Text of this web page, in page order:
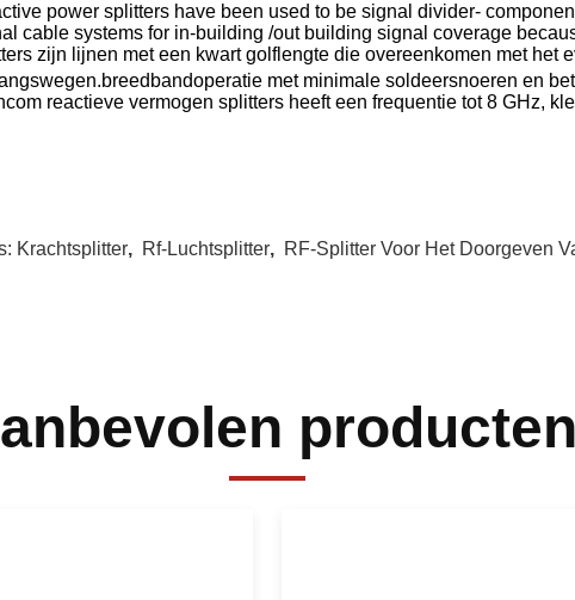
power splitters have been used to be signal divider-
cable systems for in-building /out building signal coverage
zijn lijnen met een kwart golflengte die overeenkomen met het
met minimale soldeersnoeren en
reactieve vermogen splitters heeft een frequentie tot 8 GHz,
Krachtsplitter, Rf-Luchtsplitter, RF-Splitter Voor Het Doorgeven
producten